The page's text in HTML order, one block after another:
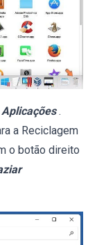
Aplicações .
a Reciclagem
o botão direito